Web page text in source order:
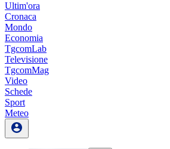
Ultim'ora
Cronaca
Mondo
Economia
TgcomLab
Televisione
TgcomMag
Video
Schede
Sport
Meteo